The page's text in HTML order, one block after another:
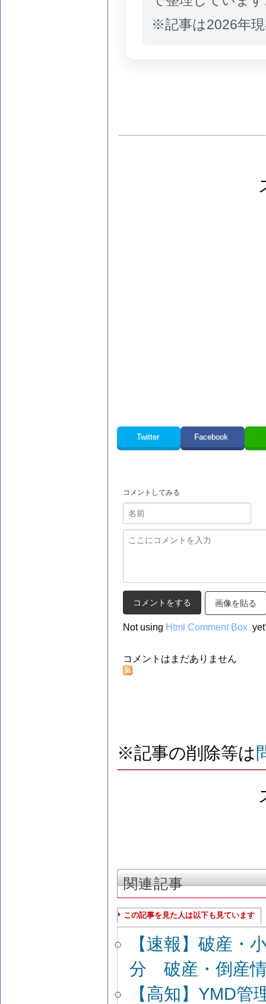
※記事は2026年
Twitter Facebook
コメントしてみる
画像を貼る
Not using Html Comment Box
コメントはまだありません
※記事の削除等は
関連記事
この記事を見た人は以下も見ています
【速報】破産
分 破産・倒産
【高知】YMD